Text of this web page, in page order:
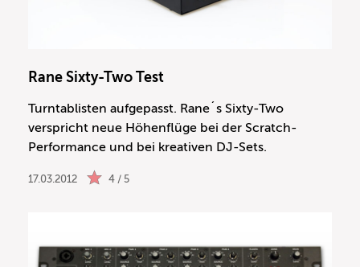
Rane Sixty-Two Test
Turntablisten aufgepasst. Rane´s Sixty-Two
verspricht neue Höhenflüge bei der Scratch-
Performance und bei kreativen DJ-Sets.
17.03.2012 4 / 5